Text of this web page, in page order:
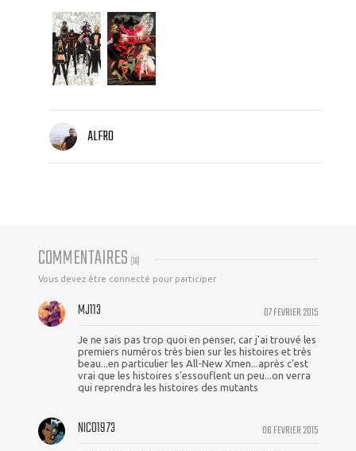
ALFRO
COMMENTAIRES (18)
Vous devez être connecté pour participer
07 FEVRIER 2015
MJ113
Je ne sais pas trop quoi en penser, car j'ai trouvé les
premiers numéros très bien sur les histoires et très
beau...en particulier les All-New Xmen...après c'est
vrai que les histoires s'essouflent un peu...on verra
qui reprendra les histoires des mutants
06 FEVRIER 2015
NICO1973